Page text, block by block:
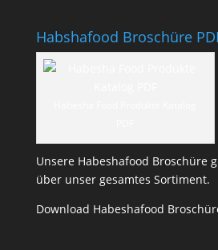
Habshafood Broschüre
Unsere Habeshafood Broschüre
über unser gesamtes Sortiment.
Download Habeshafood